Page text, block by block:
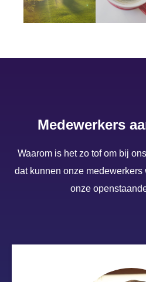
Medewerkers
Waarom is het zo tof om bij
dat kunnen onze medewerkers
onze